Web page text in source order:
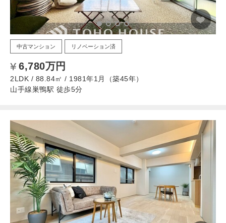
中古マンション リノベーション済
6,780万円
2LDK / 88.84㎡ / 1981年1月（築45年）
山手線巣鴨駅 徒歩5分